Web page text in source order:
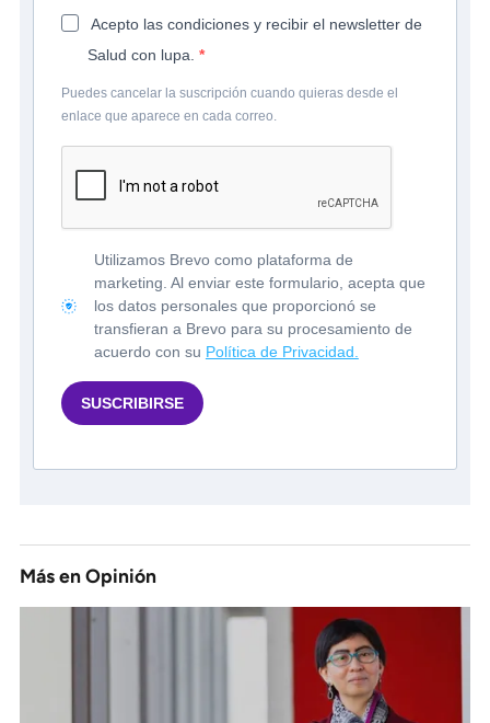
Acepto las condiciones y recibir el newsletter de
Salud con lupa.
Puedes cancelar la suscripción cuando quieras desde el
enlace que aparece en cada correo.
Utilizamos Brevo como plataforma de
marketing. Al enviar este formulario, acepta que
los datos personales que proporcionó se
transfieran a Brevo para su procesamiento de
acuerdo con su Política de Privacidad.
SUSCRIBIRSE
Más enOpinión